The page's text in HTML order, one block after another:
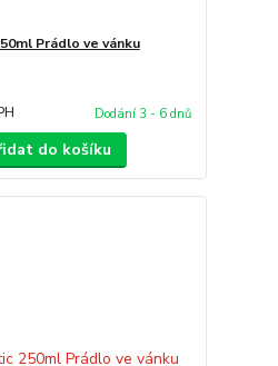
Prádlo ve vánku
Dodání 3 - 6 dnů
do košíku